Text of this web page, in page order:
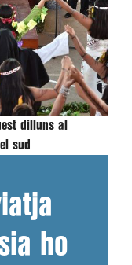
dilluns al
sud
ho